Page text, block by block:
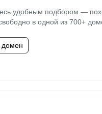
удобным подбором —
в одной из 700+
домен